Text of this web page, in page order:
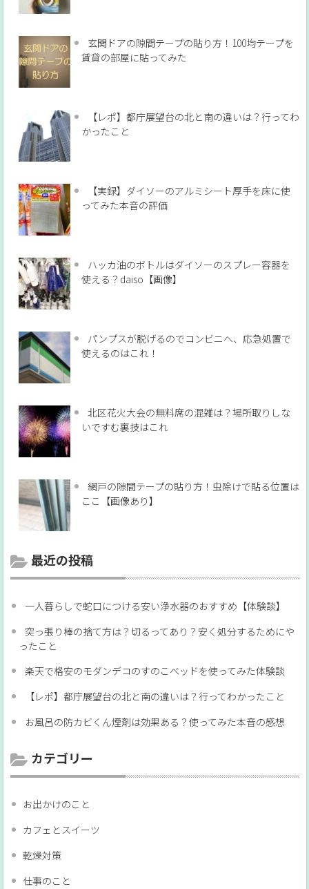
玄関ドアの隙間テープの貼り方！100均テープを
賃貸の部屋に貼ってみた
【レポ】都庁展望台の北と南の違いは？行ってわ
かったこと
【実録】ダイソーのアルミシート厚手を床に使
ってみた本音の評価
ハッカ油のボトルはダイソーのスプレー容器を
使える？daiso【画像】
パンプスが脱げるのでコンビニへ、応急処置で
使えるのはこれ！
北区花火大会の無料席の混雑は？場所取りしな
いですむ裏技はこれ
網戸の隙間テープの貼り方！虫除けで貼る位置は
ここ【画像あり】
最近の投稿
一人暮らしで蛇口につける安い浄水器のおすすめ【体験談】
突っ張り棒の捨て方は？切るってあり？安く処分するためにや
ったこと
楽天で格安のモダンデコのすのこベッドを使ってみた体験談
【レポ】都庁展望台の北と南の違いは？行ってわかったこと
お風呂の防カビくん煙剤は効果ある？使ってみた本音の感想
カテゴリー
お出かけのこと
カフェとスイーツ
乾燥対策
仕事のこと